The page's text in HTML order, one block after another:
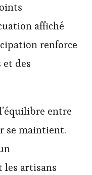
affiché
renforce
et des
entre
se maintient.
les artisans